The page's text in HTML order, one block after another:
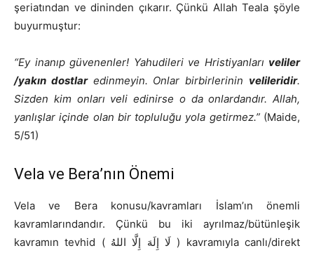
şeriatından ve dininden çıkarır. Çünkü Allah Teala şöyle
buyurmuştur:
“Ey inanıp güvenenler! Yahudileri ve Hristiyanları veliler
/yakın dostlaredinmeyin. Onlar birbirlerinin velileridir.
Sizden kim onları veli edinirse o da onlardandır. Allah,
yanlışlar içinde olan bir topluluğu yola getirmez.”(Maide,
5/51)
Vela ve Bera’nın Önemi
Vela ve Bera konusu/kavramları İslam’ın önemli
kavramlarındandır. Çünkü bu iki ayrılmaz/bütünleşik
kavramın tevhid ( لَا إِلَهَ إِلَّا اللهُ ) kavramıyla canlı/direkt